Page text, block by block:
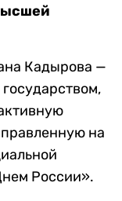
Кадырова —
на
России».